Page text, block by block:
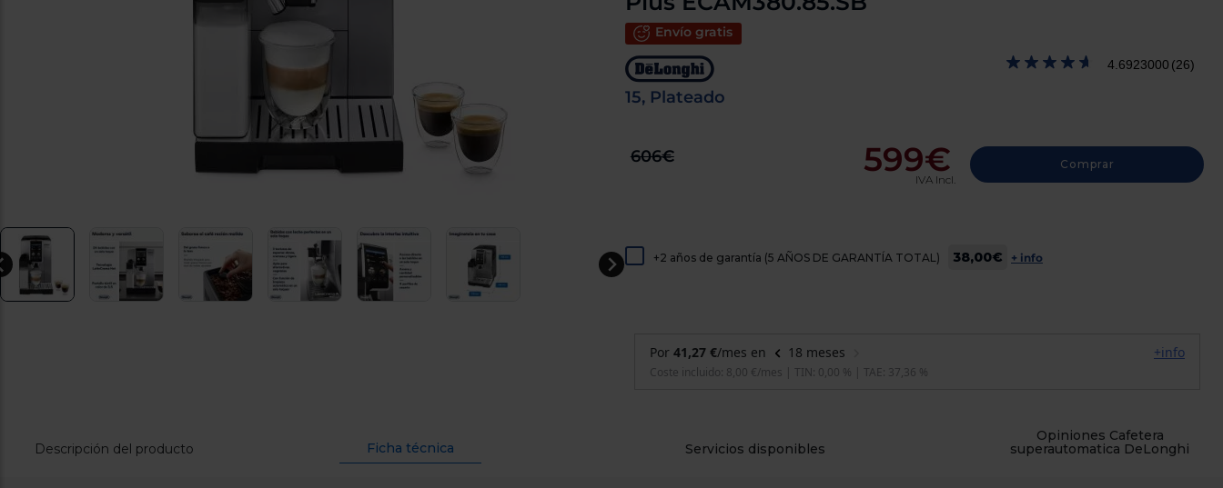
de
dispositivos
táctiles
pueden
usar
los
gestos
Envío gratis
4.6923000 (26)
15, Plateado
606€ 599€
IVA Incl.
Comprar
+2 años de garantía (5 AÑOS DE GARANTÍA TOTAL) 38,00€ + info
Descripción del producto Ficha técnica Servicios disponibles
Opiniones Cafetera
superautomatica DeLonghi